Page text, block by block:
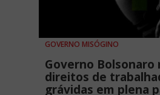
GOVERNO MISÓGINO
Governo Bolsonaro
direitos de
grávidas em plena